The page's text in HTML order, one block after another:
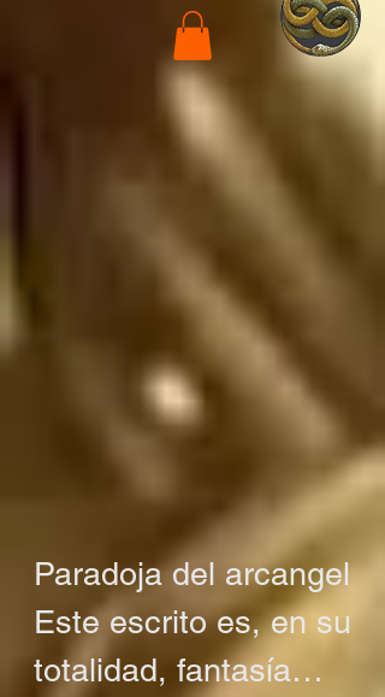
Paradoja del arcangel
Este escrito es, en su
totalidad, fantasía